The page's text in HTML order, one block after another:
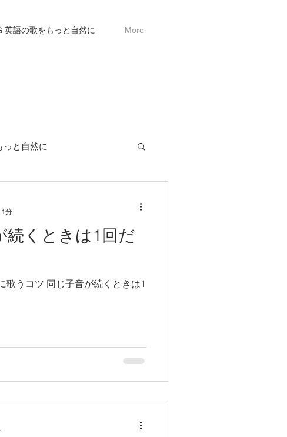
英語の歌をもっと自然に More
っと自然に
くときは1回だ
が続くときは1
分